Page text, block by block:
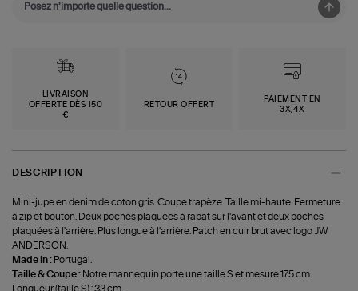
LIVRAISON
OFFERTE DÈS 150
€
RETOUR OFFERT
PAIEMENT EN
3X,4X
DESCRIPTION
Mini-jupe en denim de coton gris. Coupe trapèze. Taille mi-haute. Fermeture
à zip et bouton. Deux poches plaquées à rabat sur l'avant et deux poches
plaquées à l'arrière. Plus longue à l'arrière. Patch en cuir brut avec logo JW
ANDERSON.
Made in : Portugal.
Taille & Coupe : Notre mannequin porte une taille S et mesure 175 cm.
Longueur (taille S) : 33 cm.